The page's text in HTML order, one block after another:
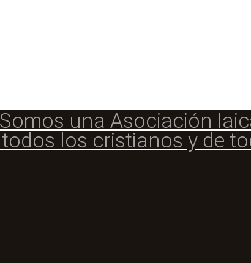
Somos una Asociación
los cristianos y de